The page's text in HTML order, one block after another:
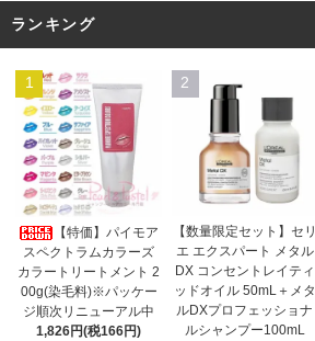
ランキング
1
【特価】パイモア
スペクトラムカラーズ
カラートリートメント 2
00g(染毛料)※パッケー
ジ順次リニューアル中
1,826円(税166円)
2
【数量限定セット】セリ
エ エクスパート メタル
DX コンセントレイティ
ッドオイル 50mL＋メタ
ルDXプロフェッショナ
ルシャンプー100mL